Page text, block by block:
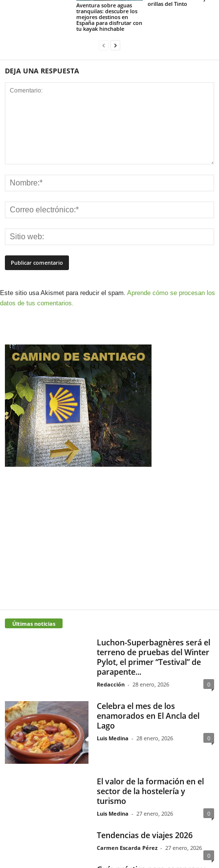
Aventura sobre aguas
tranquilas: descubre los
mejores destinos en
España para disfrutar con
tu kayak hinchable
orillas del Tinto
DEJA UNA RESPUESTA
Este sitio usa Akismet para reducir el spam. Aprende cómo se procesan los
datos de tus comentarios.
Últimas noticias
Luchon-Superbagnères será el
terreno de pruebas del Winter
Pylot, el primer “Testival” de
parapente...
Redacción - 28 enero, 2026 0
Celebra el mes de los
enamorados en El Ancla del
Lago
Luis Medina - 28 enero, 2026 0
El valor de la formación en el
sector de la hostelería y
turismo
Luis Medina - 27 enero, 2026 0
Tendencias de viajes 2026
Carmen Escarda Pérez - 27 enero, 2026
0